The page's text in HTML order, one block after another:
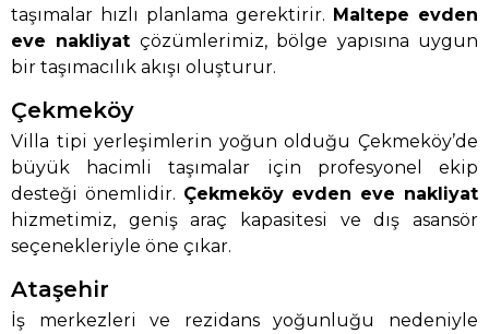
taşımalar hızlı planlama gerektirir. Maltepe evden
eve nakliyat çözümlerimiz, bölge yapısına uygun
bir taşımacılık akışı oluşturur.
Çekmeköy
Villa tipi yerleşimlerin yoğun olduğu Çekmeköy’de
büyük hacimli taşımalar için profesyonel ekip
desteği önemlidir. Çekmeköy evden eve nakliyat
hizmetimiz, geniş araç kapasitesi ve dış asansör
seçenekleriyle öne çıkar.
Ataşehir
İş merkezleri ve rezidans yoğunluğu nedeniyle